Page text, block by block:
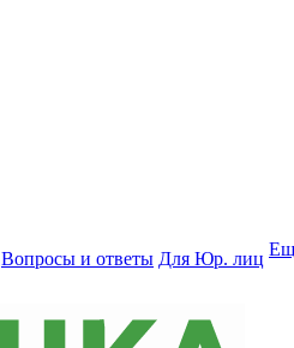
Вопросы и ответы Для Юр. лиц